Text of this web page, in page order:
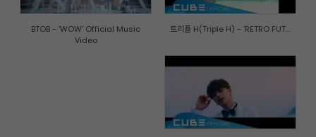
BTOB - 'WOW' Official Music
Video
트리플 H(Triple H) - 'RETRO FUT...